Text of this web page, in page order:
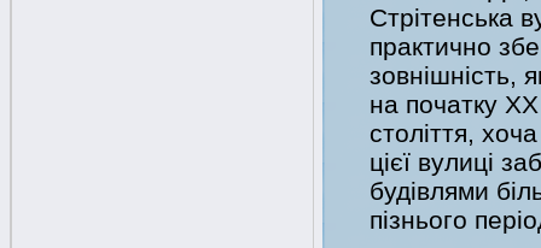
Стрітенська
практично
зовнішність,
на початку ХХ
століття,
цієї вулиці
будівлями
пізнього